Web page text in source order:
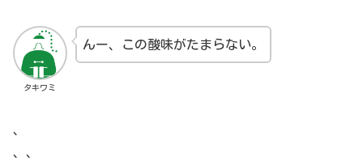
タキワミ
んー、この酸味がたまらない。
、
、、